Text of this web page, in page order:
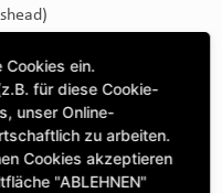
zu sehen
Cookies ein.
für diese Cookie-
unser Online-
zu arbeiten.
Cookies akzeptieren
"ABLEHNEN"